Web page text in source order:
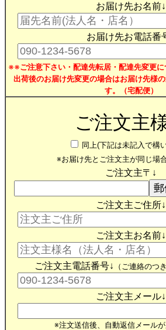
お届け先お名前↓
お届け先お電話番
※※ご注意下さい・配達先転居・配達先変更
出荷後のお届け先変更の場合はお届け先様
す。（宅配便）
ご注文主
同上(下記は未記入で構
※お届け先とご注文主が同じ場
ご注文主〒↓
ご注文主ご住所↓
ご注文主お名前↓
ご注文主電話番号↓ （ご連絡のつ
ご注文主メール↓
※注文送信後、自動返信メール